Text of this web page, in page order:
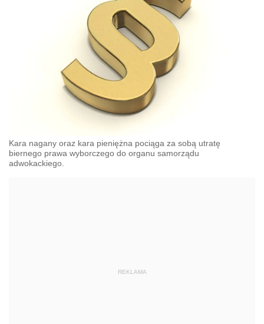
Kara nagany oraz kara pieniężna pociąga za sobą utratę
biernego prawa wyborczego do organu samorządu
adwokackiego.